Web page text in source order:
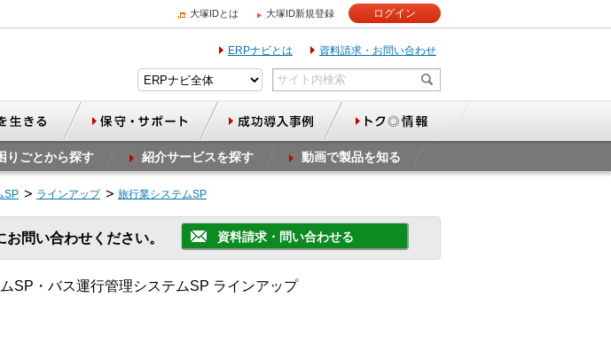
大塚IDとは 大塚ID新規登録 ログイン
ERPナビとは 資料請求・お問い合わせ
りごとから探す 紹介サービスを探す 動画で製品を知る
SP ラインアップ 旅行業システムSP
問い合わせください。 資料請求・問い合わせる
SP・バス運行管理システムSP ラインアップ